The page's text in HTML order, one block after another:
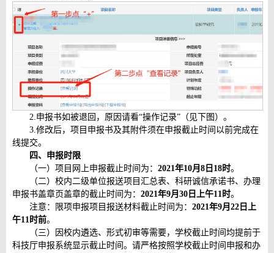
2.申报书如被退回，原因请看“操作记录”（见下图）。
3.修改后，项目申报书及其附件须在申报截止时间以前完成在
线提交。
四、申报时限
（一）项目网上申报截止时间为： 2021年10月8日18时。
（二）校内二级单位报送项目汇总表、科研诚信承诺书、办理
申报书盖章页盖章的截止时间为： 2021年9月30日上午11时。
注意：限项申报项目报送材料截止时间为： 2021年9月22日上
午11时前。
（三）因校内遴选、形式初审等需要，学校截止时间均提前于
科技厅申报系统显示截止时间。请严格按照学校截止时间申报和办